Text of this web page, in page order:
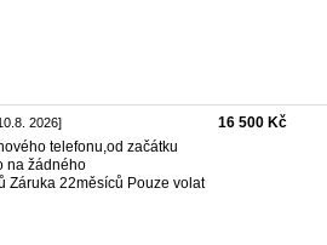
2026]
telefonu,od začátku
na žádného
Záruka 22měsíců Pouze volat
16 500 Kč